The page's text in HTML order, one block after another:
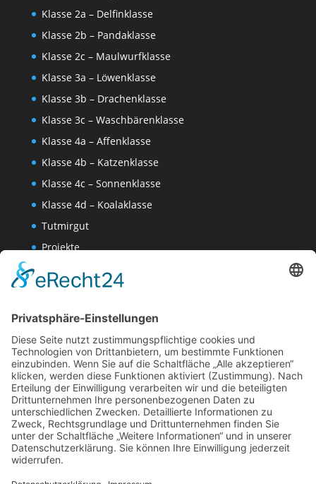
Klasse 2a – Delfinklasse
Klasse 2b – Pandaklasse
Klasse 2c – Maulwurfklasse
Klasse 3a – Löwenklasse
Klasse 3b – Drachenklasse
Klasse 3c – Waschbärenklasse
Klasse 4a – Affenklasse
Klasse 4b – Katzenklasse
Klasse 4c – Sonnenklasse
Klasse 4d – Koalaklasse
Tutmirgut
Projekte
Wissenschaften-AG
Datenschutzerklärung
Website Administration